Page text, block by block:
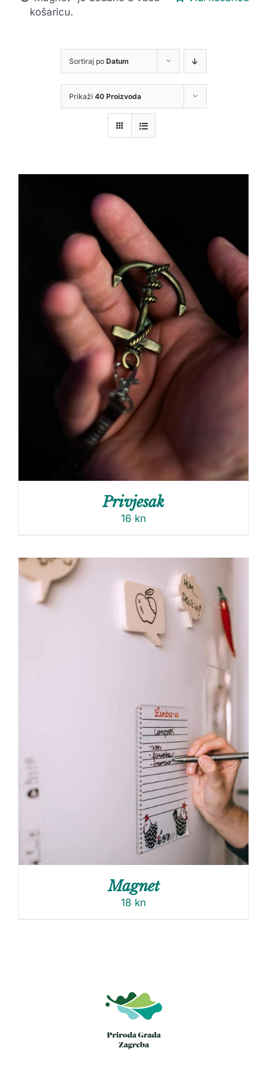
košaricu.
Sortiraj po Datum
Prikaži 40 Proizvoda
Privjesak
16 kn
Magnet
18 kn